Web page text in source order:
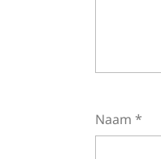
Naam *